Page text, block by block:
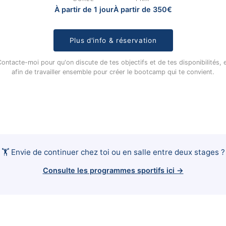
À partir de 1 jourÀ partir de 350€
Plus d'info & réservation
moi pour qu'on discute de tes objectifs et de tes disponibilités,
afin de travailler ensemble pour créer le bootcamp qui te convient.
🏋️ Envie de continuer chez toi ou en salle entre deux stages ?
Consulte les programmes sportifs ici →